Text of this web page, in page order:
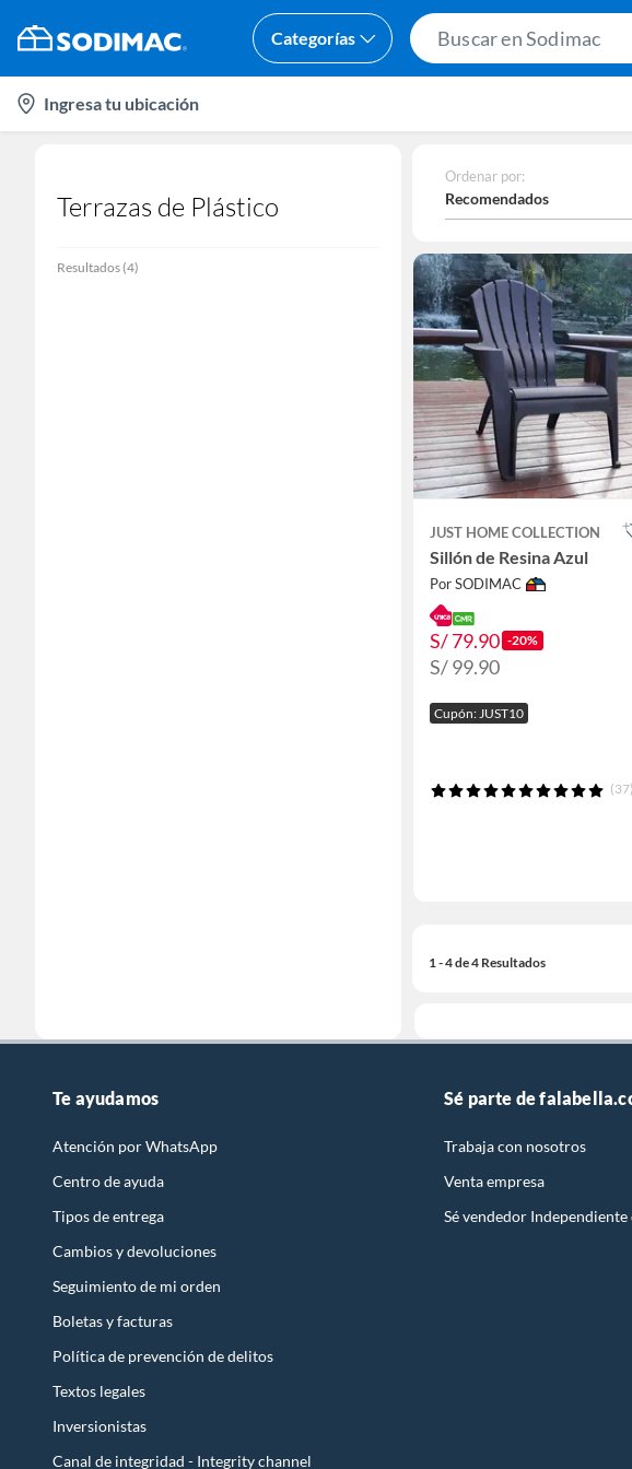
Categorías
location-
icon
Ingresa tu ubicación
Terrazas de Plástico
Resultados (4)
Ordenar por:
Recomendados
JUST HOME COLLECTION
Sillón de Resina Azul
Por SODIMAC
S/ 79.90 -20%
S/ 99.90
Cupón: JUST10
(37)
1 - 4 de 4 Resultados
Te ayudamos
Atención por WhatsApp
Centro de ayuda
Tipos de entrega
Cambios y devoluciones
Seguimiento de mi orden
Boletas y facturas
Política de prevención de delitos
Textos legales
Inversionistas
Canal de integridad - Integrity channel
Sé parte de
Trabaja con nosotros
Venta empresa
Sé vendedor Independiente